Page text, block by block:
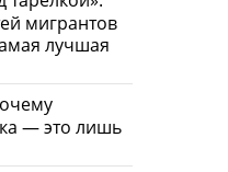
мигрантов
лучшая
— это лишь